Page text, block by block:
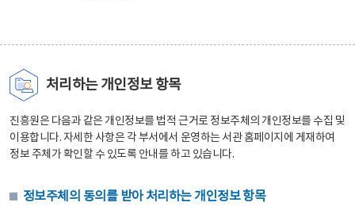
처리하는 개인정보 항목
진흥원은 다음과 같은 개인정보를 법적 근거로 정보주체의 개인정보를 수집 및
이용합니다. 자세한 사항은 각 부서에서 운영하는 서관 홈페이지에 게재하여
정보 주체가 확인할 수 있도록 안내를 하고 있습니다.
정보주체의 동의를 받아 처리하는 개인정보 항목